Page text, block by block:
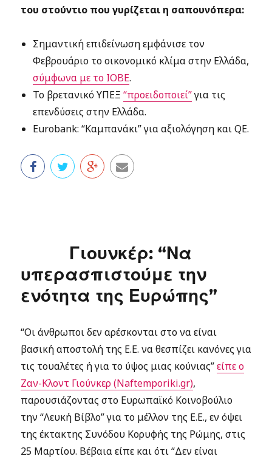
του στούντιο που γυρίζεται η σαπουνόπερα:
Σημαντική επιδείνωση εμφάνισε τον
Φεβρουάριο το οικονομικό κλίμα στην Ελλάδα,
σύμφωνα με το ΙΟΒΕ.
Το βρετανικό ΥΠΕΞ“προειδοποιεί”για τις
επενδύσεις στην Ελλάδα.
Eurobank: “Καμπανάκι” για αξιολόγηση και QE.
Γιουνκέρ: “Να
υπερασπιστούμε την
ενότητα της Ευρώπης”
“Οι άνθρωποι δεν αρέσκονται στο να είναι
βασική αποστολή της Ε.Ε. να θεσπίζει κανόνες για
τις τουαλέτες ή για το ύψος μιας κούνιας”είπε ο
Ζαν-Κλοντ Γιούνκερ (Naftemporiki.gr),
παρουσιάζοντας στο Ευρωπαϊκό Κοινοβούλιο
την “Λευκή Βίβλο” για το μέλλον της Ε.Ε., εν όψει
της έκτακτης Συνόδου Κορυφής της Ρώμης, στις
25 Μαρτίου. Βέβαια είπε και ότι “Δεν είναι